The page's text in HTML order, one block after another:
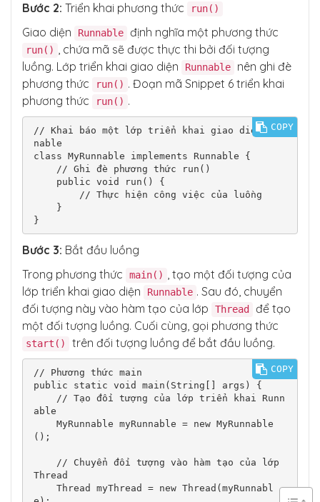
Bước 2: Triển khai phương thức run()
Giao diện Runnable định nghĩa một phương thức
run() , chứa mã sẽ được thực thi bởi đối tượng
luồng. Lớp triển khai giao diện
Runnable
nên ghi đè
phương thức
run() . Đoạn mã Snippet 6 triển khai
phương thức
run() .
// Khai báo một lớp triển khai giao diện Run
nable
class MyRunnable implements Runnable {
}
COPY
Bước 3: Bắt đầu luồng
Trong phương thức
main() , tạo một đối tượng của
lớp triển khai giao diện
Runnable . Sau đó, chuyển
đối tượng này vào hàm tạo của lớp
Thread
để tạo
một đối tượng luồng. Cuối cùng, gọi phương thức
start() trên đối tượng luồng để bắt đầu luồng.
// Phương thức main
public static void main(String[] args) {
able
();
Thread
COPY